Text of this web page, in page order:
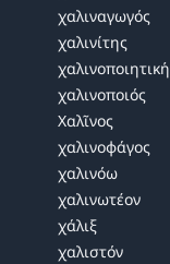
χαλιναγωγός
χαλινίτης
χαλινοποιητική
χαλινοποιός
Χαλῖνος
χαλινοφάγος
χαλινόω
χαλινωτέον
χάλιξ
χαλιστόν